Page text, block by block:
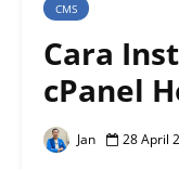
CMS
Cara
cPanel
Jan 28 April